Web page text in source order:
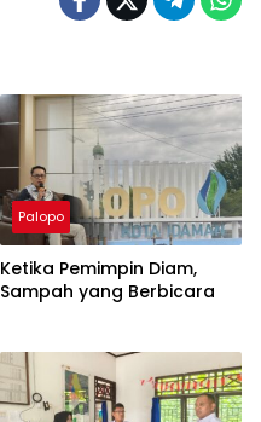
Palopo
Ketika Pemimpin Diam,
Sampah yang Berbicara